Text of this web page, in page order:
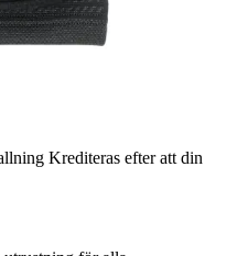
Krediteras efter att din